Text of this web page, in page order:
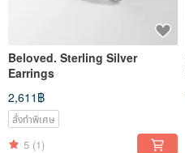
Beloved. Sterling Silver
Earrings
2,611฿
สั่งทำพิเศษ
5 (1)